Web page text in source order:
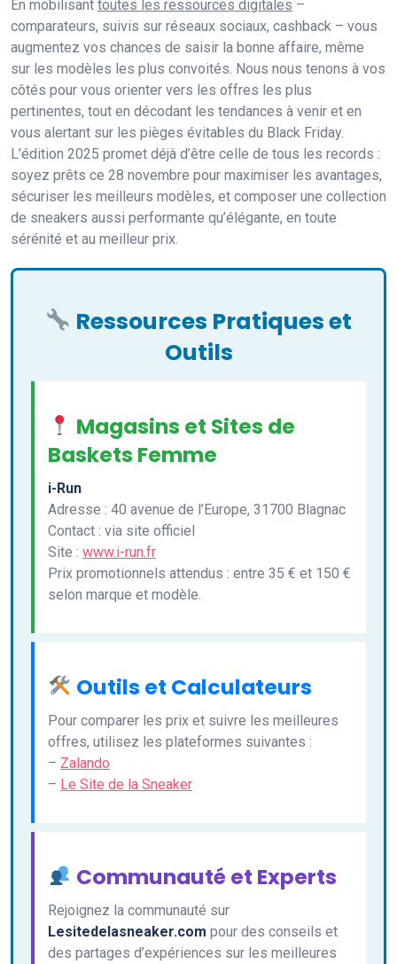
En mobilisant toutes les ressources digitales –
comparateurs, suivis sur réseaux sociaux, cashback – vous
augmentez vos chances de saisir la bonne affaire, même
sur les modèles les plus convoités. Nous nous tenons à vos
côtés pour vous orienter vers les offres les plus
pertinentes, tout en décodant les tendances à venir et en
vous alertant sur les pièges évitables du Black Friday.
L’édition 2025 promet déjà d’être celle de tous les records :
soyez prêts ce 28 novembre pour maximiser les avantages,
sécuriser les meilleurs modèles, et composer une collection
de sneakers aussi performante qu’élégante, en toute
sérénité et au meilleur prix.
Ressources Pratiques et
Outils
Magasins et Sites de
Baskets Femme
i-Run
Adresse : 40 avenue de l’Europe, 31700 Blagnac
Contact : via site officiel
Site : www.i-run.fr
Prix promotionnels attendus : entre 35 € et 150 €
selon marque et modèle.
Outils et Calculateurs
Pour comparer les prix et suivre les meilleures
offres, utilisez les plateformes suivantes :
– Zalando
– Le Site de la Sneaker
Communauté et Experts
Rejoignez la communauté sur
Lesitedelasneaker.com pour des conseils et
des partages d’expériences sur les meilleures